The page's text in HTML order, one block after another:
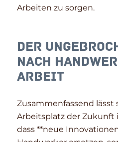
Arbeiten zu sorgen.
Der
nach
Arbeit
Zusammenfassend lässt
Arbeitsplatz der Zukunft
dass **neue